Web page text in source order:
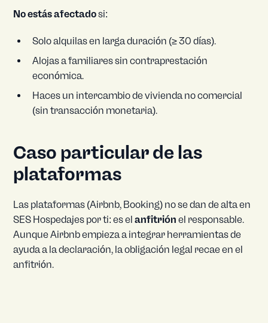
No estás afectadosi:
Solo alquilas en larga duración (≥ 30 días).
Alojas a familiares sin contraprestación
económica.
Haces un intercambio de vivienda no comercial
(sin transacción monetaria).
Caso particular de las
plataformas
Las plataformas (Airbnb, Booking) no se dan de alta en
SES Hospedajes por ti: es elanfitrión el responsable.
Aunque Airbnb empieza a integrar herramientas de
ayuda a la declaración, la obligación legal recae en el
anfitrión.